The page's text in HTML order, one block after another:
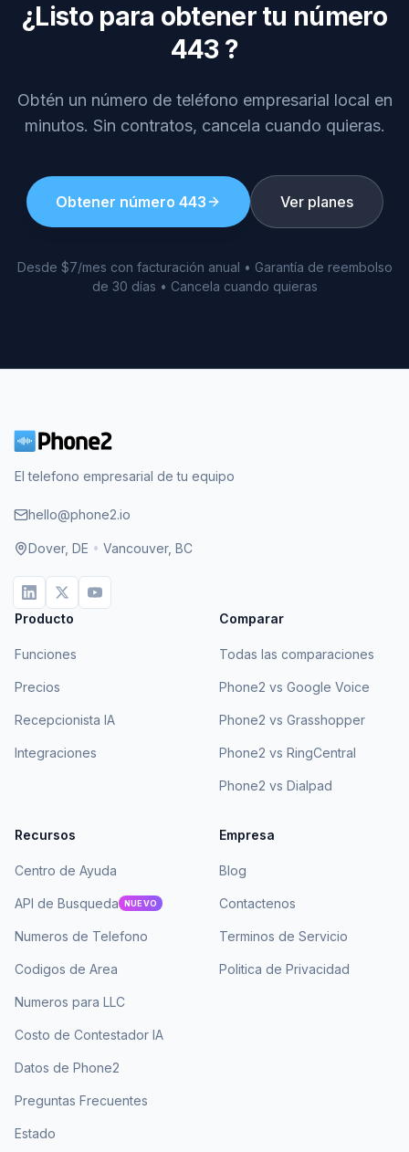
¿Listo para obtener tu número
443 ?
Obtén un número de teléfono empresarial local en
minutos. Sin contratos, cancela cuando quieras.
Obtener número 443 Ver planes
Desde $7/mes con facturación anual • Garantía de reembolso
de 30 días • Cancela cuando quieras
El telefono empresarial de tu equipo
hello@phone2.io
Dover, DE • Vancouver, BC
Producto
Funciones
Precios
Recepcionista IA
Integraciones
Comparar
Todas las comparaciones
Phone2 vs Google Voice
Phone2 vs Grasshopper
Phone2 vs RingCentral
Phone2 vs Dialpad
Recursos
Centro de Ayuda
API de Busqueda NUEVO
Numeros de Telefono
Codigos de Area
Numeros para LLC
Costo de Contestador IA
Datos de Phone2
Preguntas Frecuentes
Estado
Empresa
Blog
Contactenos
Terminos de Servicio
Politica de Privacidad